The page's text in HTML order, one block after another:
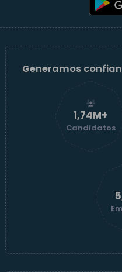
Generamos
1,74M+
Candidatos